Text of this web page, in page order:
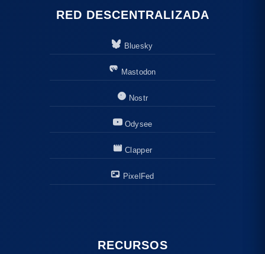
RED DESCENTRALIZADA
Bluesky
Mastodon
Nostr
Odysee
Clapper
PixelFed
RECURSOS